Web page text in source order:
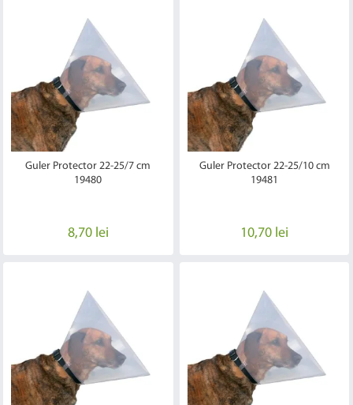
Guler Protector 22-25/7 cm
19480
8,70 lei
Guler Protector 22-25/10 cm
19481
10,70 lei